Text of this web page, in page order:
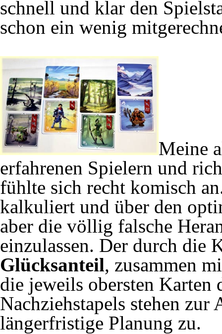
schnell und klar den
schon ein wenig
Meine
erfahrenen Spielern und
fühlte sich recht komisch
kalkuliert und über den
aber die völlig falsche
einzulassen. Der durch die
Glücksanteil, zusammen
die jeweils obersten Karten
Nachziehstapels stehen zur
längerfristige Planung zu.